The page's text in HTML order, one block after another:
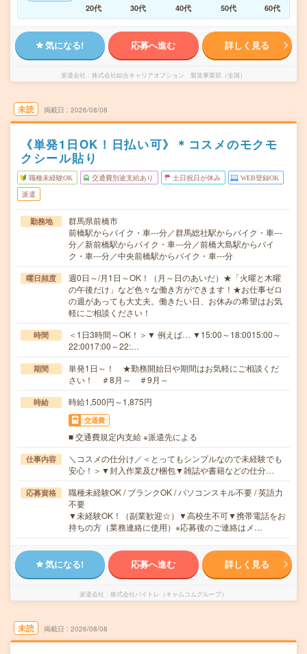
20代
30代 40代 50代 60代
気になる! 応募へ進む 詳しく見る
派遣会社 株式会社綜合キャリアオプション 製造事業部（全国）
未読 掲載日 2026/08/08
《単発1日OK！日払い可》＊コスメのモクモ
クシール貼り
職種未経験OK 交通費別途支給あり 土日祝日が休み WEB登録OK
派遣
勤務地
群馬県前橋市
前橋駅からバイク・車---分／群馬総社駅からバイク・車---
分／新前橋駅からバイク・車---分／前橋大島駅からバイ
ク・車---分／中央前橋駅からバイク・車---分
曜日頻度
週0日～/月1日～OK！（月～日のあいだ）★「火曜と木曜
の午後だけ」など色々な働き方ができます！★お仕事ゼロ
の週があっても大丈夫。働きたい日、お休みの希望はお気
軽にご相談ください！
時間
＜1日3時間～OK！＞▼ 例えば… ▼15:00～18:0015:00～
22:0017:00～22:…
期間
単発1日～！ ★勤務開始日や期間はお気軽にご相談くだ
さい！ ＃8月～ ＃9月～
時給 時給1,500円～1,875円
交通費
■ 交通費規定内支給 ※派遣先による
仕事内容
＼コスメの仕分け／＜とってもシンプルなので未経験でも
安心！＞▼封入作業及び梱包▼雑誌や書籍などの仕分…
応募資格
職種未経験OK / ブランクOK / パソコンスキル不要 / 英語力
不要
▼未経験OK！（副業歓迎☆）▼高校生不可▼携帯電話をお
持ちの方（業務連絡に使用）※応募後のご連絡はメ…
気になる! 応募へ進む 詳しく見る
派遣会社 株式会社バイトレ（キャムコムグループ）
未読 掲載日 2026/08/08